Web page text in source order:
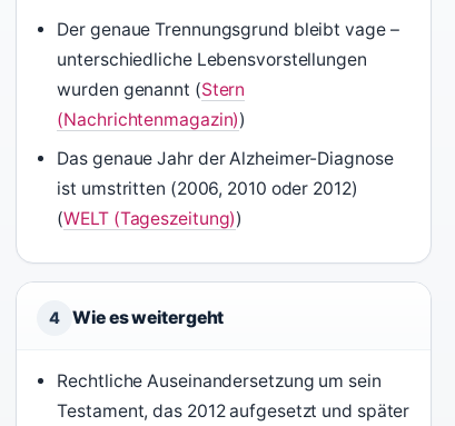
Der genaue Trennungsgrund bleibt vage –
unterschiedliche Lebensvorstellungen
wurden genannt (Stern
(Nachrichtenmagazin))
Das genaue Jahr der Alzheimer-Diagnose
ist umstritten (2006, 2010 oder 2012)
(WELT (Tageszeitung))
4 Wie es weitergeht
Rechtliche Auseinandersetzung um sein
Testament, das 2012 aufgesetzt und später